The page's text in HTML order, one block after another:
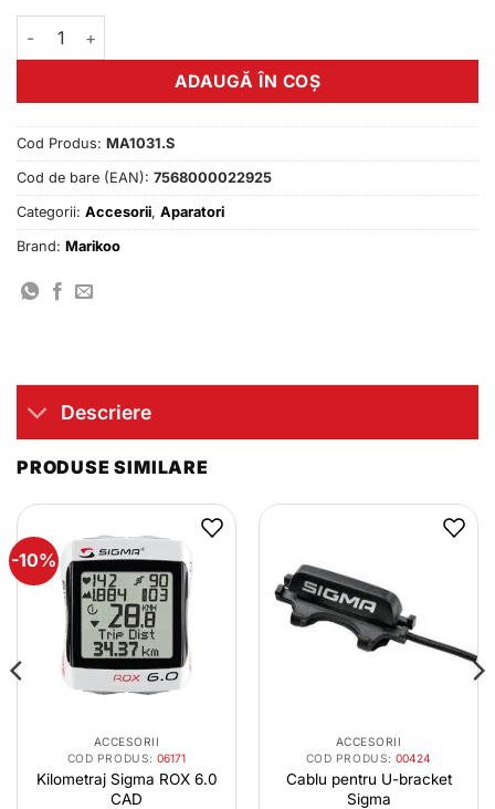
Cantitate Aparatori de noroi Marikoo MTB scurt
ADAUGĂ ÎN COȘ
Cod Produs: MA1031.S
Cod de bare (EAN): 7568000022925
Categorii: Accesorii, Aparatori
Brand: Marikoo
Descriere
PRODUSE SIMILARE
-10%
ACCESORII
COD PRODUS:06171
Kilometraj Sigma ROX 6.0
CAD
ACCESORII
COD PRODUS:00424
Cablu pentru U-bracket
Sigma